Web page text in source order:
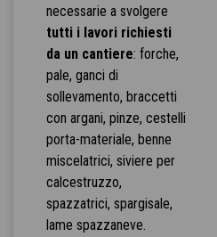
necessarie a svolgere
tutti i lavori richiesti
da un cantiere: forche,
pale, ganci di
sollevamento, braccetti
con argani, pinze, cestelli
porta-materiale, benne
miscelatrici, siviere per
calcestruzzo,
spazzatrici, spargisale,
lame spazzaneve.